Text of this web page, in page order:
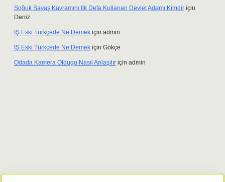
Soğuk Savaş Kavramını Ilk Defa Kullanan Devlet Adamı Kimdir için
Deniz
İŞ Eski Türkçede Ne Demek için admin
İŞ Eski Türkçede Ne Demek için Gökçe
Odada Kamera Oldugu Nasıl Anlaşılır için admin
adresitulipbett.net